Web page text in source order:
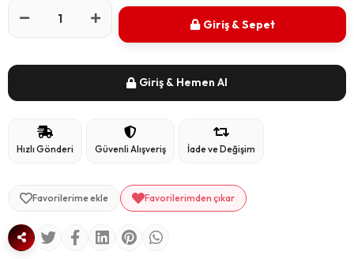
Giriş & Sepet
Giriş & Hemen Al
Hızlı Gönderi Güvenli Alışveriş İade ve Değişim
Favorilerime ekle Favorilerimden çıkar